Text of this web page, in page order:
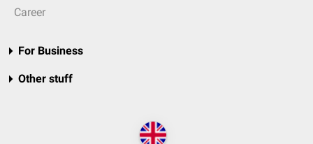
Career
For Business
Other stuff